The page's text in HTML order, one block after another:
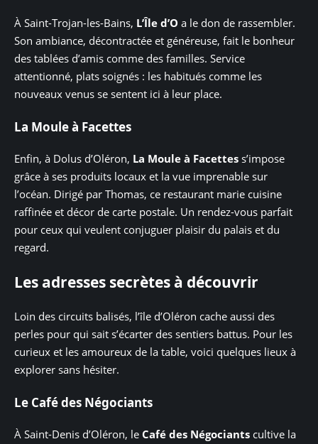
À Saint-Trojan-les-Bains, L’Île d’O a le don de rassembler.
Son ambiance, décontractée et généreuse, fait le bonheur
des tablées d’amis comme des familles. Service
attentionné, plats soignés : les habitués comme les
nouveaux venus se sentent ici à leur place.
La Moule à Facettes
Enfin, à Dolus d’Oléron, La Moule à Facettes s’impose
grâce à ses produits locaux et la vue imprenable sur
l’océan. Dirigé par Thomas, ce restaurant marie cuisine
raffinée et décor de carte postale. Un rendez-vous parfait
pour ceux qui veulent conjuguer plaisir du palais et du
regard.
Les adresses secrètes à découvrir
Loin des circuits balisés, l’île d’Oléron cache aussi des
perles pour qui sait s’écarter des sentiers battus. Pour les
curieux et les amoureux de la table, voici quelques lieux à
explorer sans hésiter.
Le Café des Négociants
À Saint-Denis d’Oléron, le Café des Négociants cultive la